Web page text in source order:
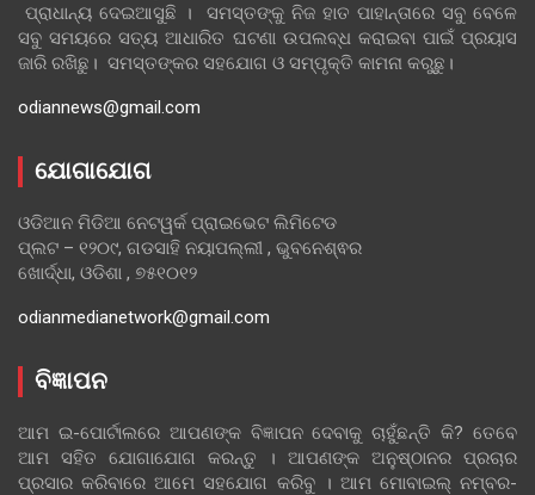
ପ୍ରାଧାନ୍ୟ ଦେଇଆସୁଛି । ସମସ୍ତଙ୍କୁ ନିଜ ହାତ ପାହାନ୍ତାରେ ସବୁ ବେଳେ
ସବୁ ସମୟରେ ସତ୍ୟ ଆଧାରିତ ଘଟଣା ଉପଲବ୍ଧ କରାଇବା ପାଇଁ ପ୍ରୟାସ
ଜାରି ରଖିଛୁ। ସମସ୍ତଙ୍କର ସହଯୋଗ ଓ ସମ୍ପୃକ୍ତି କାମନା କରୁଛୁ।
odiannews@gmail.com
ଯୋଗାଯୋଗ
ଓଡିଆନ ମିଡିଆ ନେଟୱର୍କ ପ୍ରାଇଭେଟ ଲିମିଟେଡ
ପ୍ଲଟ – ୧୨୦୯, ଗଡସାହି ନୟାପଲ୍ଲୀ , ଭୁବନେଶ୍ଵର
ଖୋର୍ଦ୍ଧା, ଓଡିଶା , ୭୫୧୦୧୨
odianmedianetwork@gmail.com
ବିଜ୍ଞାପନ
ଆମ ଇ-ପୋର୍ଟାଲରେ ଆପଣଙ୍କ ବିଜ୍ଞାପନ ଦେବାକୁ ଚାହୁଁଛନ୍ତି କି? ତେବେ
ଆମ ସହିତ ଯୋଗାଯୋଗ କରନ୍ତୁ । ଆପଣଙ୍କ ଅନୁଷ୍ଠାନର ପ୍ରଚାର
ପ୍ରସାର କରିବାରେ ଆମେ ସହଯୋଗ କରିବୁ । ଆମ ମୋବାଇଲ୍ ନମ୍ବର-